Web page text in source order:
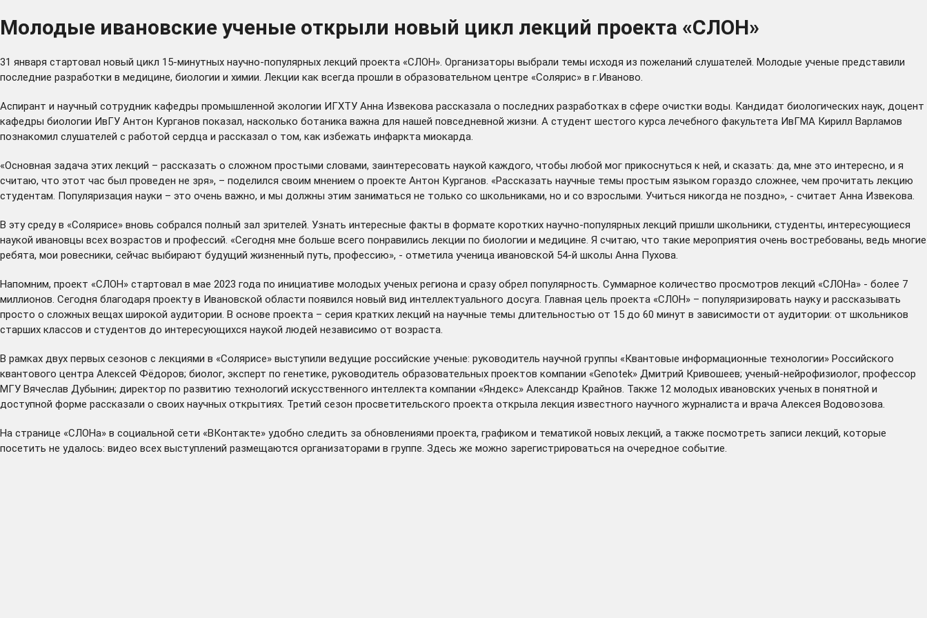
Молодые ивановские ученые открыли новый цикл лекций проекта «СЛОН»
31 января стартовал новый цикл 15-минутных научно-популярных лекций проекта «СЛОН». Организаторы выбрали темы исходя из пожеланий слушателей. Молодые ученые представили
последние разработки в медицине, биологии и химии. Лекции как всегда прошли в образовательном центре «Солярис» в г.Иваново.
Аспирант и научный сотрудник кафедры промышленной экологии ИГХТУ Анна Извекова рассказала о последних разработках в сфере очистки воды. Кандидат биологических наук, доцент
кафедры биологии ИвГУ Антон Курганов показал, насколько ботаника важна для нашей повседневной жизни. А студент шестого курса лечебного факультета ИвГМА Кирилл Варламов
познакомил слушателей с работой сердца и рассказал о том, как избежать инфаркта миокарда.
«Основная задача этих лекций – рассказать о сложном простыми словами, заинтересовать наукой каждого, чтобы любой мог прикоснуться к ней, и сказать: да, мне это интересно, и я
считаю, что этот час был проведен не зря», – поделился своим мнением о проекте Антон Курганов. «Рассказать научные темы простым языком гораздо сложнее, чем прочитать лекцию
студентам. Популяризация науки – это очень важно, и мы должны этим заниматься не только со школьниками, но и со взрослыми. Учиться никогда не поздно», - считает Анна Извекова.
В эту среду в «Солярисе» вновь собрался полный зал зрителей. Узнать интересные факты в формате коротких научно-популярных лекций пришли школьники, студенты, интересующиеся
наукой ивановцы всех возрастов и профессий. «Сегодня мне больше всего понравились лекции по биологии и медицине. Я считаю, что такие мероприятия очень востребованы, ведь многие
ребята, мои ровесники, сейчас выбирают будущий жизненный путь, профессию», - отметила ученица ивановской 54-й школы Анна Пухова.
Напомним, проект «СЛОН» стартовал в мае 2023 года по инициативе молодых ученых региона и сразу обрел популярность. Суммарное количество просмотров лекций «СЛОНа» - более 7
миллионов. Сегодня благодаря проекту в Ивановской области появился новый вид интеллектуального досуга. Главная цель проекта «СЛОН» – популяризировать науку и рассказывать
просто о сложных вещах широкой аудитории. В основе проекта – серия кратких лекций на научные темы длительностью от 15 до 60 минут в зависимости от аудитории: от школьников
старших классов и студентов до интересующихся наукой людей независимо от возраста.
В рамках двух первых сезонов с лекциями в «Солярисе» выступили ведущие российские ученые: руководитель научной группы «Квантовые информационные технологии» Российского
квантового центра Алексей Фёдоров; биолог, эксперт по генетике, руководитель образовательных проектов компании «Genotek» Дмитрий Кривошеев; ученый-нейрофизиолог, профессор
МГУ Вячеслав Дубынин; директор по развитию технологий искусственного интеллекта компании «Яндекс» Александр Крайнов. Также 12 молодых ивановских ученых в понятной и
доступной форме рассказали о своих научных открытиях. Третий сезон просветительского проекта открыла лекция известного научного журналиста и врача Алексея Водовозова.
На странице «СЛОНа» в социальной сети «ВКонтакте» удобно следить за обновлениями проекта, графиком и тематикой новых лекций, а также посмотреть записи лекций, которые
посетить не удалось: видео всех выступлений размещаются организаторами в группе. Здесь же можно зарегистрироваться на очередное событие.